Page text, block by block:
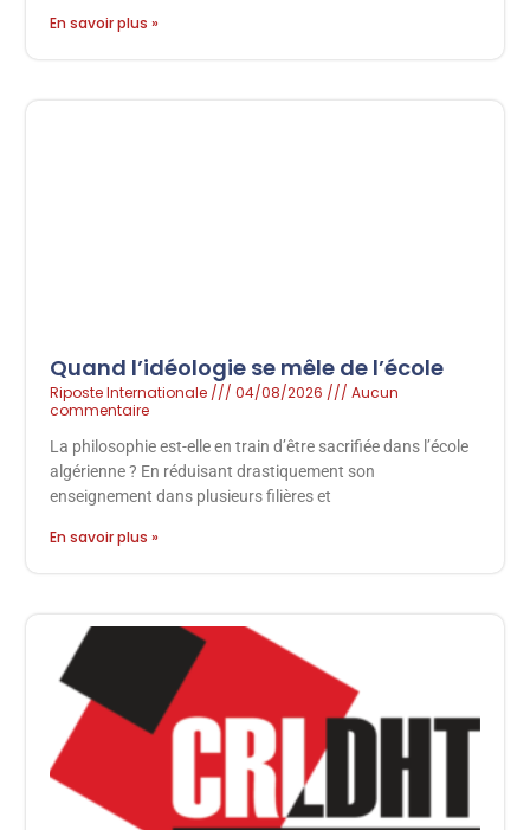
En savoir plus »
Quand l’idéologie se mêle de l’école
Riposte Internationale 04/08/2026
Aucun
commentaire
La philosophie est-elle en train d’être sacrifiée dans l’école
algérienne ? En réduisant drastiquement son
enseignement dans plusieurs filières et
En savoir plus »